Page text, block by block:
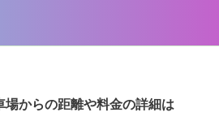
からの距離や料金の詳細は